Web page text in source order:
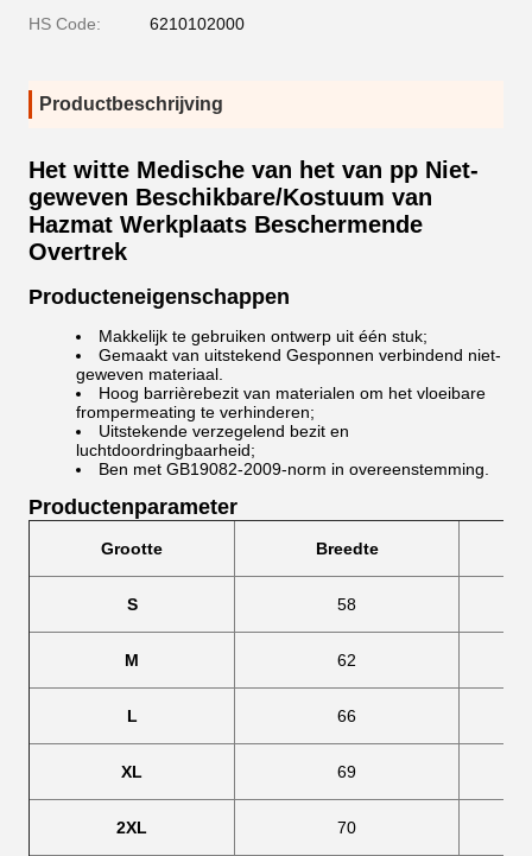
HS Code: 6210102000
Productbeschrijving
Het witte Medische van het van pp Niet-
geweven Beschikbare/Kostuum van
Hazmat Werkplaats Beschermende
Overtrek
Producteneigenschappen
Makkelijk te gebruiken ontwerp uit één stuk;
Gemaakt van uitstekend Gesponnen verbindend niet-
geweven materiaal.
Hoog barrièrebezit van materialen om het vloeibare
frompermeating te verhinderen;
Uitstekende verzegelend bezit en
luchtdoordringbaarheid;
Ben met GB19082-2009-norm in overeenstemming.
Productenparameter
Grootte Breedte
S 58
M 62
L 66
XL 69
2XL 70